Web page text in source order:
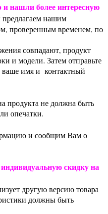
и нашли более интересную
нашим
проверенным временем, по
совпадают, продукт
и модели. Затем отправьте
ваше имя и контактный
продукта не должна быть
опечатки.
и сообщим Вам о
скидку на
другую версию товара
должны быть